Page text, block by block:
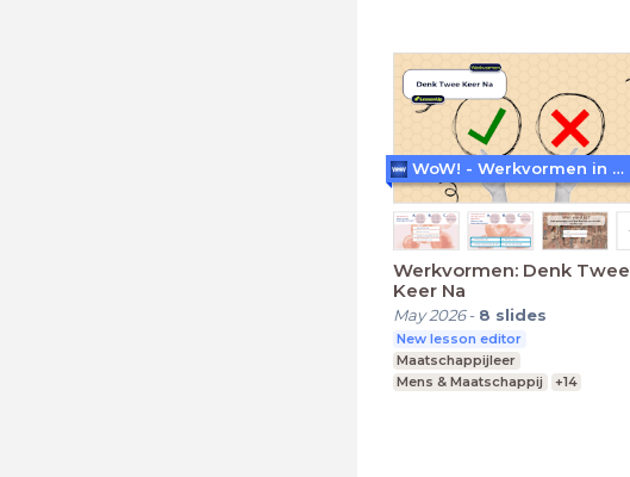
Werkvormen: Denk Twee
Keer Na
May 2026- 8 slides
New lesson editor
Maatschappijleer
Mens & Maatschappij
+14
WoW! - Werkvormen in LessonUp